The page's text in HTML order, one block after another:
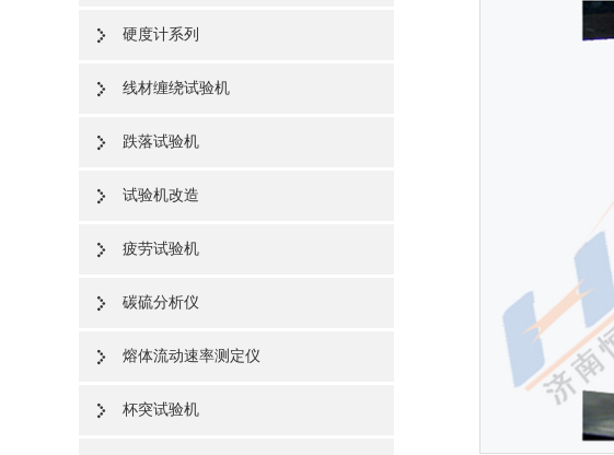
硬度计系列
线材缠绕试验机
跌落试验机
试验机改造
疲劳试验机
碳硫分析仪
熔体流动速率测定仪
杯突试验机